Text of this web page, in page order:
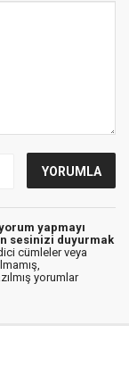
yapmayı
sesinizi duyurmak
cümleler veya
yorumlar